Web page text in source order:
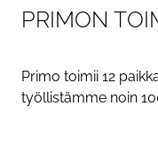
PRIMON TOI
Primo toimii 12
työllistämme noin